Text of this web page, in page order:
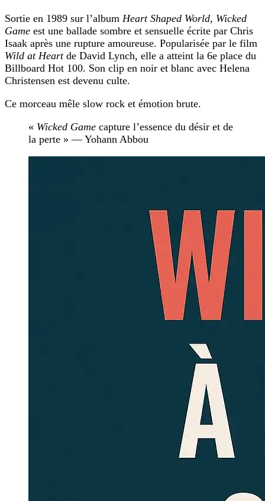
Sortie en 1989 sur l’album Heart Shaped World, Wicked
Game est une ballade sombre et sensuelle écrite par Chris
Isaak après une rupture amoureuse. Popularisée par le film
Wild at Heartde David Lynch, elle a atteint la 6e place du
Billboard Hot 100. Son clip en noir et blanc avec Helena
Christensen est devenu culte.
Ce morceau mêle slow rock et émotion brute.
« Wicked Game capture l’essence du désir et de
la perte » — Yohann Abbou